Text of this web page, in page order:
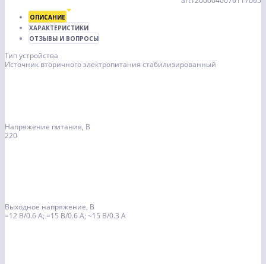
ОПИСАНИЕ
ХАРАКТЕРИСТИКИ
ОТЗЫВЫ И ВОПРОСЫ
Тип устройства
Источник вторичного электропитания стабилизированный
Напряжение питания, В
220
Выходное напряжение, В
=12 В/0.6 А; =15 В/0.6 А; ~15 В/0.3 А